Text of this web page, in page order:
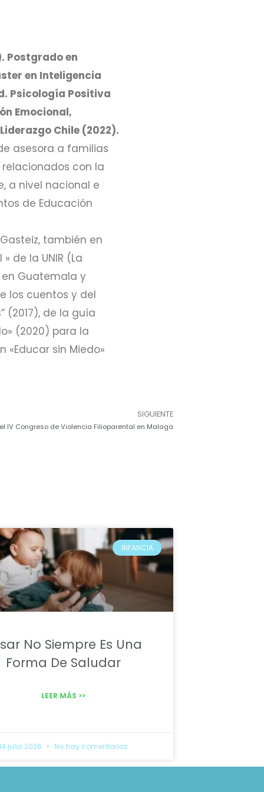
Postgrado en
en Inteligencia
Psicología Positiva
Emocional,
Chile (2022).
asesora a familias
con la
a nivel nacional e
de Educación
también en
de la UNIR (La
Guatemala y
los cuentos y del
(2017), de la guía
(2020) para la
sin Miedo»
SIGUIENTE
IV Congreso de Violencia Filioparental en Malaga
INFANCIA
No Siempre Es Una
Forma De Saludar
LEER MÁS >>
julio 2026 No hay comentarios